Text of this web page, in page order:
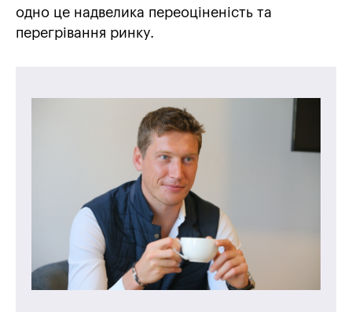
одно це надвелика переоціненість та
перегрівання ринку.